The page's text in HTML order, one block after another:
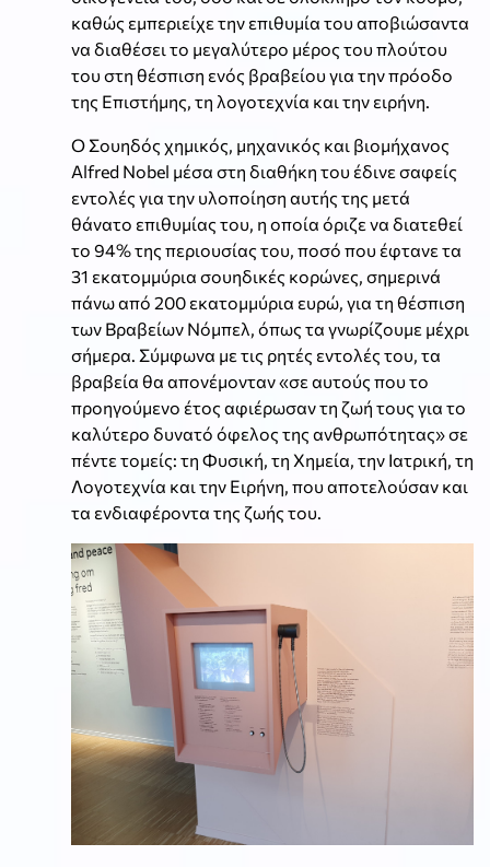
καθώς εμπεριείχε την επιθυμία του αποβιώσαντα
να διαθέσει το μεγαλύτερο μέρος του πλούτου
του στη θέσπιση ενός βραβείου για την πρόοδο
της Επιστήμης, τη λογοτεχνία και την ειρήνη.
O Σουηδός χημικός, μηχανικός και βιομήχανος
Alfred Nobel μέσα στη διαθήκη του έδινε σαφείς
εντολές για την υλοποίηση αυτής της μετά
θάνατο επιθυμίας του, η οποία όριζε να διατεθεί
το 94% της περιουσίας του, ποσό που έφτανε τα
31 εκατομμύρια σουηδικές κορώνες, σημερινά
πάνω από 200 εκατομμύρια ευρώ, για τη θέσπιση
των Βραβείων Νόμπελ, όπως τα γνωρίζουμε μέχρι
σήμερα. Σύμφωνα με τις ρητές εντολές του, τα
βραβεία θα απονέμονταν «σε αυτούς που το
προηγούμενο έτος αφιέρωσαν τη ζωή τους για το
καλύτερο δυνατό όφελος της ανθρωπότητας» σε
πέντε τομείς: τη Φυσική, τη Χημεία, την Ιατρική, τη
Λογοτεχνία και την Ειρήνη, που αποτελούσαν και
τα ενδιαφέροντα της ζωής του.